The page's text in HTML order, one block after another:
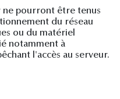
ne pourront être tenus
du réseau
ou du matériel
notamment à
l'accès au serveur.